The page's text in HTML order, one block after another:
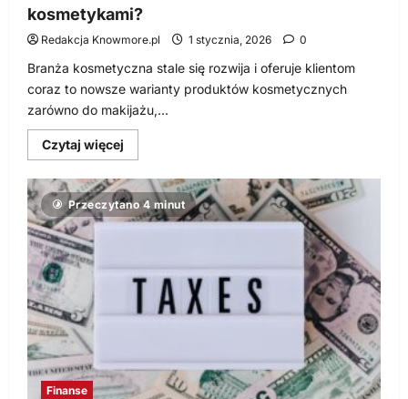
kosmetykami?
Redakcja Knowmore.pl 1 stycznia, 2026 0
Branża kosmetyczna stale się rozwija i oferuje klientom
coraz to nowsze warianty produktów kosmetycznych
zarówno do makijażu,...
Czytaj więcej
się
o
Jak
otworzyć
własny
kosmetykami?
Przeczytano 4 minut
Finanse